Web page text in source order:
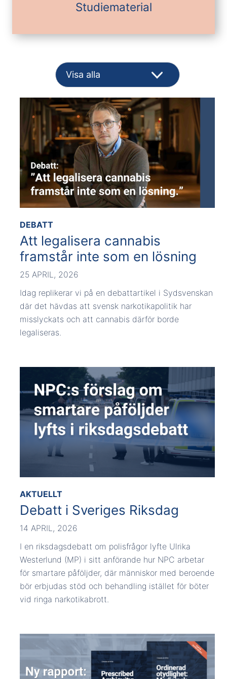
Studiematerial
DEBATT
Att legalisera cannabis
framstår inte som en lösning
25 APRIL, 2026
Idag replikerar vi på en debattartikel i Sydsvenskan
där det hävdas att svensk narkotikapolitik har
misslyckats och att cannabis därför borde
legaliseras.
AKTUELLT
Debatt i Sveriges Riksdag
14 APRIL, 2026
I en riksdagsdebatt om polisfrågor lyfte Ulrika
Westerlund (MP) i sitt anförande hur NPC arbetar
för smartare påföljder, där människor med beroende
bör erbjudas stöd och behandling istället för böter
vid ringa narkotikabrott.